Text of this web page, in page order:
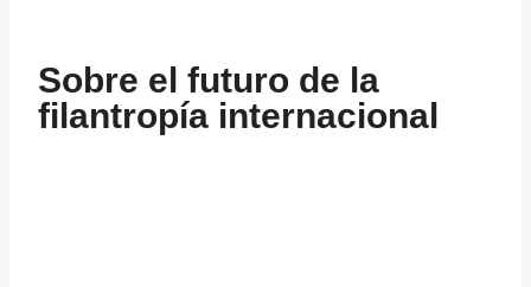
Sobre el futuro de la
filantropía internacional